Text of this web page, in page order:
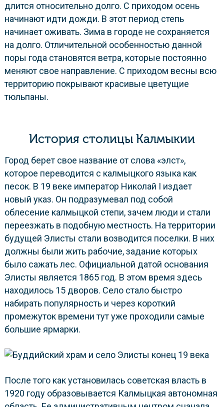
длится относительно долго. С приходом осень
начинают идти дожди. В этот период степь
начинает оживать. Зима в городе не сохраняется
на долго. Отличительной особенностью данной
поры года становятся ветра, которые постоянно
меняют свое направление. С приходом весны всю
территорию покрывают красивые цветущие
тюльпаны.
История столицы Калмыкии
Город берет свое название от слова «элст»,
которое переводится с калмыцкого языка как
песок. В 19 веке император Николай I издает
новый указ. Он подразумевал под собой
облесение калмыцкой степи, зачем люди и стали
переезжать в подобную местность. На территории
будущей Элисты стали возводится поселки. В них
должны были жить рабочие, задание которых
было сажать лес. Официальной датой основания
Элисты является 1865 год. В этом время здесь
находилось 15 дворов. Село стало быстро
набирать популярность и через короткий
промежуток времени тут уже проходили самые
большие ярмарки.
После того как установилась советская власть в
1920 году образовывается Калмыцкая автономная